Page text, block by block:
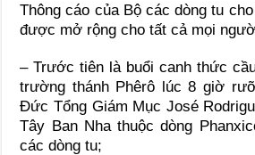
Thông cáo của Bộ các dòng tu
được mở rộng cho tất cả mọi
– Trước tiên là buổi canh thức
trường thánh Phêrô lúc 8 giờ
Đức Tổng Giám Mục José
Tây Ban Nha thuộc dòng
các dòng tu;